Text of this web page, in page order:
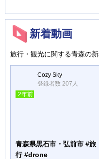
新着動画
旅行・観光に関する青森の
Cozy Sky
登録者数 207人
2年前
青森県黒石市・弘前市 #旅
行 #drone